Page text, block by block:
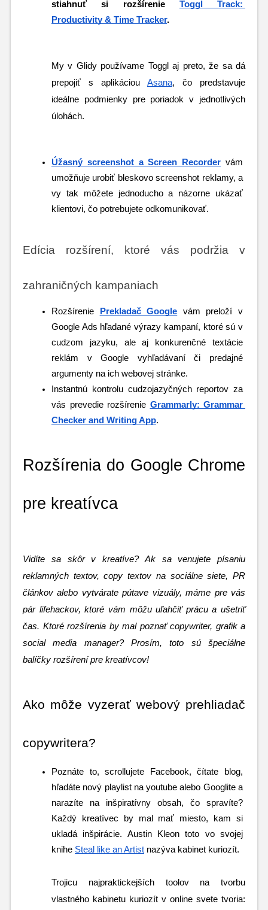
stiahnuť si rozšírenie Toggl Track:
Productivity & Time Tracker.
My v Glidy používame Toggl aj preto, že sa dá
prepojiť s aplikáciou Asana, čo predstavuje
ideálne podmienky pre poriadok v jednotlivých
úlohách.
Úžasný screenshot a Screen Recorder vám
umožňuje urobiť bleskovo screenshot reklamy, a
vy tak môžete jednoducho a názorne ukázať
klientovi, čo potrebujete odkomunikovať.
Edícia rozšírení, ktoré vás podržia v
zahraničných kampaniach
Rozšírenie Prekladač Google
vám preloží v
Google Ads hľadané výrazy kampaní, ktoré sú v
cudzom jazyku, ale aj konkurenčné textácie
reklám v Google vyhľadávaní či predajné
argumenty na ich webovej stránke.
Instantnú kontrolu cudzojazyčných reportov za
vás prevedie rozšírenie Grammarly: Grammar
Checker and Writing App.
Rozšírenia do Google Chrome
pre kreatívca
Vidíte sa skôr v kreatíve? Ak sa venujete písaniu
reklamných textov, copy textov na sociálne siete, PR
článkov alebo vytvárate pútave vizuály, máme pre vás
pár lifehackov, ktoré vám môžu uľahčiť prácu a ušetriť
čas. Ktoré rozšírenia by mal poznať copywriter, grafik a
social media manager? Prosím, toto sú špeciálne
balíčky rozšírení pre kreatívcov!
Ako môže vyzerať webový prehliadač
copywritera?
Poznáte to, scrollujete Facebook, čítate blog,
hľadáte nový playlist na youtube alebo Googlite a
narazíte na inšpiratívny obsah, čo spravíte?
Každý kreatívec by mal mať miesto, kam si
ukladá inšpirácie. Austin Kleon toto vo svojej
knihe Steal like an Artist nazýva kabinet kuriozít.
Trojicu najpraktickejších toolov na tvorbu